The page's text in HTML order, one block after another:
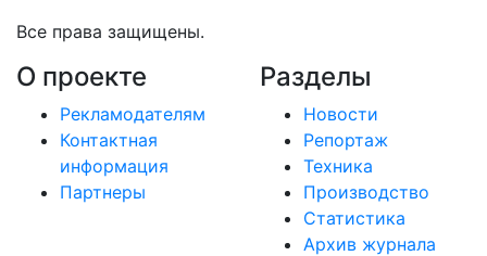
Все права защищены.
О проекте
Рекламодателям
Контактная
информация
Партнеры
Разделы
Новости
Репортаж
Техника
Производство
Статистика
Архив журнала